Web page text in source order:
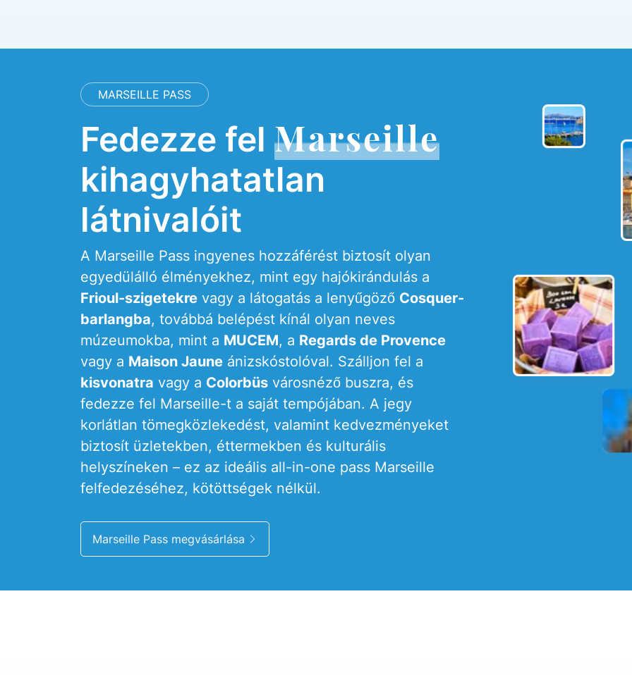
MARSEILLE PASS
Fedezze fel Marseille
kihagyhatatlan
látnivalóit
A Marseille Pass ingyenes hozzáférést biztosít olyan
egyedülálló élményekhez, mint egy hajókirándulás a
Frioul-szigetekre vagy a látogatás a lenyűgöző Cosquer-
barlangba, továbbá belépést kínál olyan neves
múzeumokba, mint a MUCEM, a Regards de Provence
vagy a Maison Jaune ánizskóstolóval. Szálljon fel a
kisvonatra vagy a Colorbüs városnéző buszra, és
fedezze fel Marseille-t a saját tempójában. A jegy
korlátlan tömegközlekedést, valamint kedvezményeket
biztosít üzletekben, éttermekben és kulturális
helyszíneken – ez az ideális all-in-one pass Marseille
felfedezéséhez, kötöttségek nélkül.
Marseille Pass megvásárlása